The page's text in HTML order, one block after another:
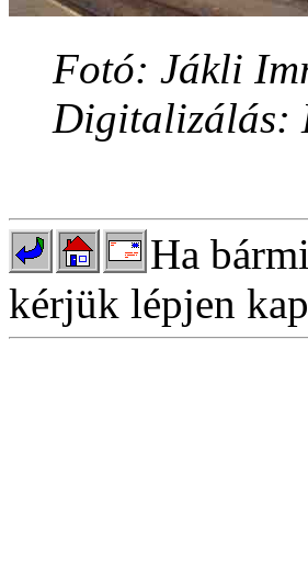
Fotó: Jákli
Digitalizálás:
Ha
kérjük lépjen